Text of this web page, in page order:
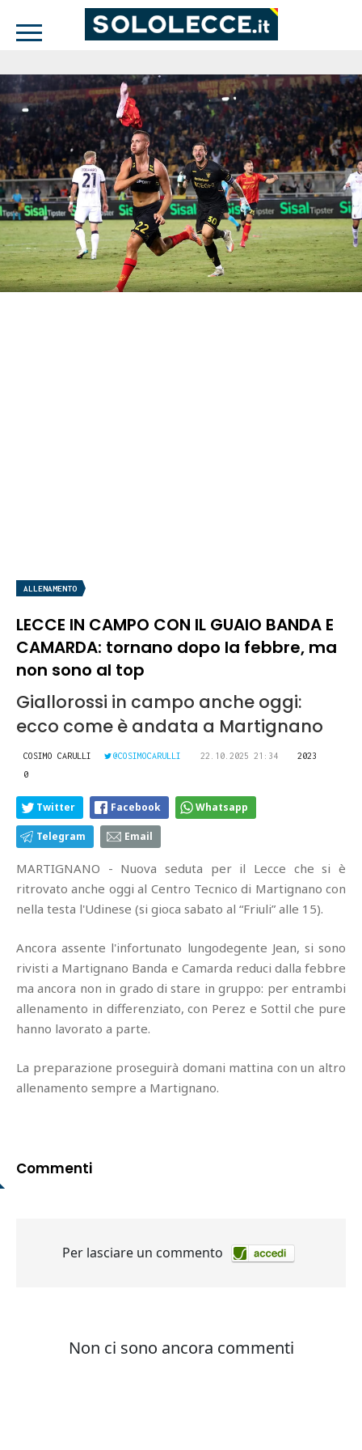
ALLENAMENTO
LECCE IN CAMPO CON IL GUAIO BANDA E
CAMARDA: tornano dopo la febbre, ma
non sono al top
Giallorossi in campo anche oggi:
ecco come è andata a Martignano
COSIMO CARULLI @COSIMOCARULLI 22.10.2025 21:34
2023
0
Twitter Facebook Whatsapp
Telegram Email
MARTIGNANO - Nuova seduta per il Lecce che si è
ritrovato anche oggi al Centro Tecnico di Martignano con
nella testa l'Udinese (si gioca sabato al “Friuli” alle 15).
Ancora assente l'infortunato lungodegente Jean, si sono
rivisti a Martignano Banda e Camarda reduci dalla febbre
ma ancora non in grado di stare in gruppo: per entrambi
allenamento in differenziato, con Perez e Sottil che pure
hanno lavorato a parte.
La preparazione proseguirà domani mattina con un altro
allenamento sempre a Martignano.
Commenti